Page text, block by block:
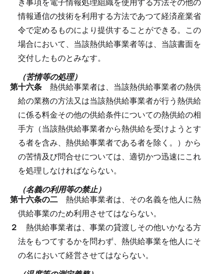
情報通信の技術を利用する方法であつて経済産業省
令で定めるものにより提供することができる。 この
場合において、当該熱供給事業者等は、当該書面を
交付したものとみなす。
（苦情等の処理）
第十六条 熱供給事業者は、当該熱供給事業者の熱供
給の業務の方法又は当該熱供給事業者が行う熱供給
に係る料金その他の供給条件についての熱供給の相
手方（当該熱供給事業者から熱供給を受けようとす
る者を含み、熱供給事業者である者を除く。）から
の苦情及び問合せについては、適切かつ迅速にこれ
を処理しなければならない。
（名義の利用等の禁止）
第十六条の二 熱供給事業者は、その名義を他人に熱
供給事業のため利用させてはならない。
２ 熱供給事業者は、事業の貸渡しその他いかなる方
法をもつてするかを問わず、熱供給事業を他人にそ
の名において経営させてはならない。